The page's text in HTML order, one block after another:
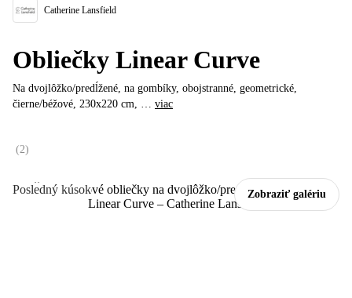
Zobraziť galériu
Posledný kúsok
Catherine Lansfield
Obliečky Linear Curve
Na dvojlôžko/predĺžené, na gombíky, obojstranné, geometrické,
čierne/béžové, 230x220 cm, … viac
(2)